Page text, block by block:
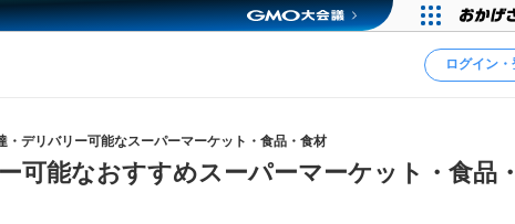
ログイン・
・デリバリー可能なスーパーマーケット・食品・食材
可能なおすすめスーパーマーケット・食品